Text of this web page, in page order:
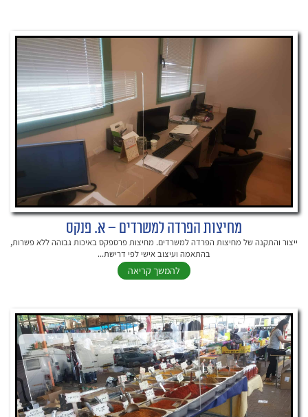
מחיצות הפרדה למשרדים – א. פנקס
ייצור והתקנה של מחיצות הפרדה למשרדים. מחיצות פרספקס באיכות גבוהה ללא פשרות,
בהתאמה ועיצוב אישי לפי דרישת...
להמשך קריאה